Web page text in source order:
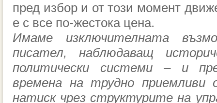
пред избор и от този момент
е с все по-жестока цена.
Имаме изключителната
писател, наблюдаващ
политически системи – и
времена на трудно приемливи
натиск чрез структурите на